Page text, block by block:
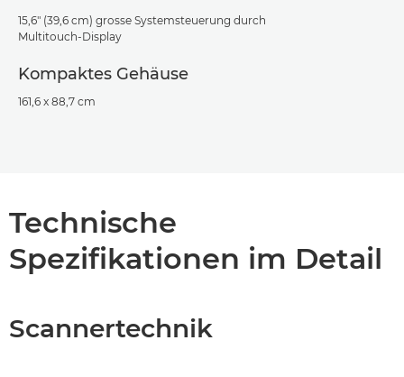
15,6" (39,6 cm) grosse Systemsteuerung durch
Multitouch-Display
Kompaktes Gehäuse
161,6 x 88,7 cm
Technische
Spezifikationen im Detail
Scannertechnik